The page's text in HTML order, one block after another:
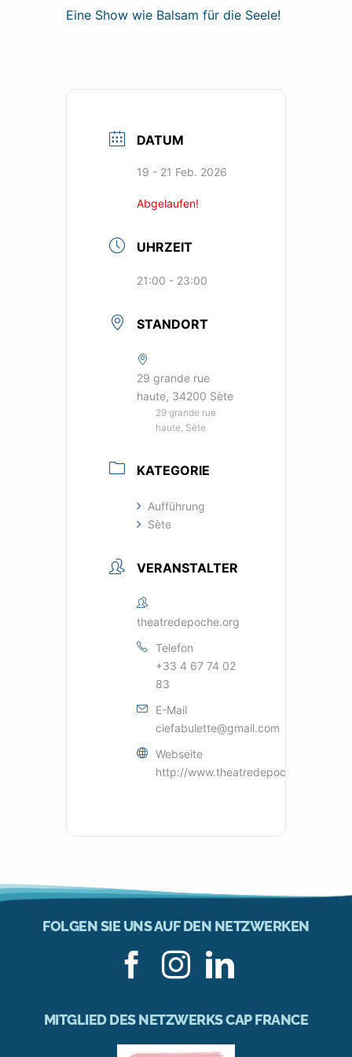
Eine Show wie Balsam für die Seele!
DATUM
19 - 21 Feb. 2026
Abgelaufen!
UHRZEIT
21:00 - 23:00
STANDORT
29 grande rue
haute, 34200 Sète
29 grande rue
haute, Sète
KATEGORIE
Aufführung
Sète
VERANSTALTER
theatredepoche.org
Telefon
+33 4 67 74 02
83
E-Mail
ciefabulette@gmail.com
Webseite
http://www.theatredepoche.org/
FOLGEN SIE UNS AUF DEN NETZWERKEN
MITGLIED DES NETZWERKS CAP FRANCE